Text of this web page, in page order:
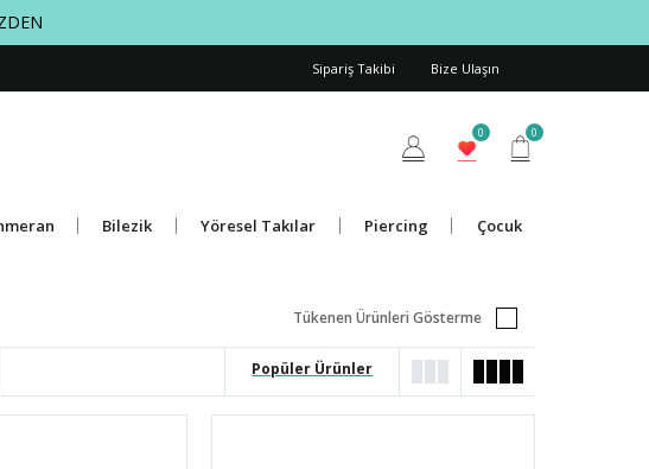
Sipariş Takibi Bize Ulaşın
0 0
Bilezik Yöresel Takılar Piercing Çocuk
Tükenen Ürünleri Gösterme